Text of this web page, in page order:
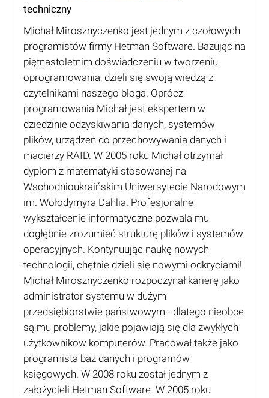
techniczny
Michał Mirosznyczenko jest jednym z czołowych
programistów firmy Hetman Software. Bazując na
piętnastoletnim doświadczeniu w tworzeniu
oprogramowania, dzieli się swoją wiedzą z
czytelnikami naszego bloga. Oprócz
programowania Michał jest ekspertem w
dziedzinie odzyskiwania danych, systemów
plików, urządzeń do przechowywania danych i
macierzy RAID. W 2005 roku Michał otrzymał
dyplom z matematyki stosowanej na
Wschodnioukraińskim Uniwersytecie Narodowym
im. Wołodymyra Dahlia. Profesjonalne
wykształcenie informatyczne pozwala mu
dogłębnie zrozumieć strukturę plików i systemów
operacyjnych. Kontynuując naukę nowych
technologii, chętnie dzieli się nowymi odkryciami!
Michał Mirosznyczenko rozpoczynał karierę jako
administrator systemu w dużym
przedsiębiorstwie państwowym - dlatego nieobce
są mu problemy, jakie pojawiają się dla zwykłych
użytkowników komputerów. Pracował także jako
programista baz danych i programów
księgowych. W 2008 roku został jednym z
założycieli Hetman Software. W 2005 roku